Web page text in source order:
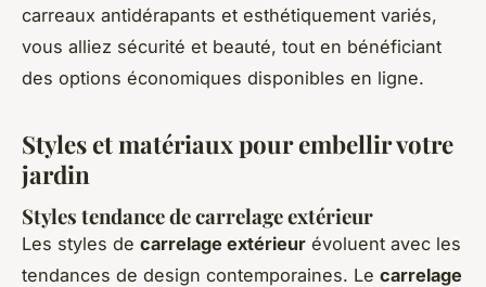
carreaux antidérapants et esthétiquement variés,
vous alliez sécurité et beauté, tout en bénéficiant
des options économiques disponibles en ligne.
Styles et matériaux pour embellir votre
jardin
Styles tendance de carrelage extérieur
Les styles de carrelage extérieur évoluent avec les
tendances de design contemporaines. Le carrelage